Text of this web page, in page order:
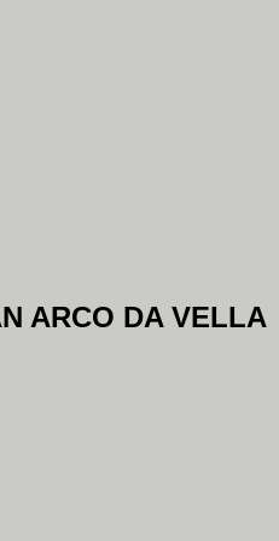
ARCO DA VELLA